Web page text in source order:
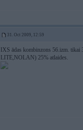
31. Oct 2009, 12:59
IXS ādas kombinzons 56.izm.
LITE,NOLAN) 25% atlaides.